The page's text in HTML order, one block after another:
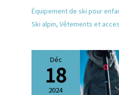
Équipement de ski pour
Ski alpin, Vêtements et
Déc
18
2024